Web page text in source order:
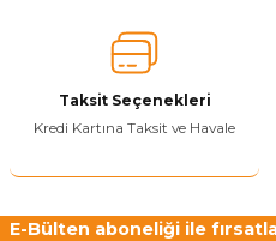
Bu ürüne benzer farklı alternatifler
Yetkiliye
Taksit Seçenekleri
Kredi Kartına Taksit ve Havale
E-Bülten aboneliği ile